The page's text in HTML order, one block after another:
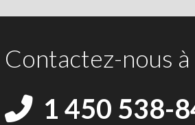
Contactez-nous
1 450 538-